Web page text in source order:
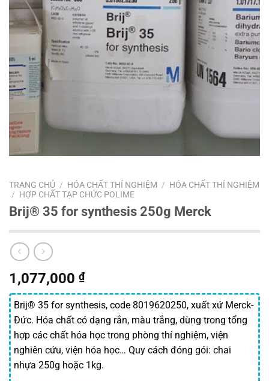
TRANG CHỦ / HÓA CHẤT THÍ NGHIỆM / HÓA CHẤT THÍ NGHIỆM
/ HỢP CHẤT TẠP CHỨC POLIME
Brij® 35 for synthesis 250g Merck
1,077,000 ₫
Brij® 35 for synthesis, code 8019620250, xuất xứ Merck-
Đức. Hóa chất có dạng rắn, màu trắng, dùng trong tổng
hợp các chất hóa học trong phòng thí nghiệm, viện
nghiên cứu, viện hóa học… Quy cách đóng gói: chai
nhựa 250g hoặc 1kg.